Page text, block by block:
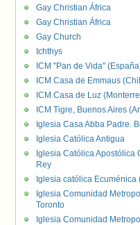
Gay Christian África
Gay Christian África
Gay Church
Ichthys
ICM "Pan de Vida"
ICM Casa de Emmaus
ICM Casa de Luz
ICM Tigre, Buenos Aires
Iglesia Casa Abba Padre.
Iglesia Católica Antigua
Iglesia Católica Apostólica
Rey
Iglesia católica Ecuménica
Iglesia Comunidad
Toronto
Iglesia Comunidad